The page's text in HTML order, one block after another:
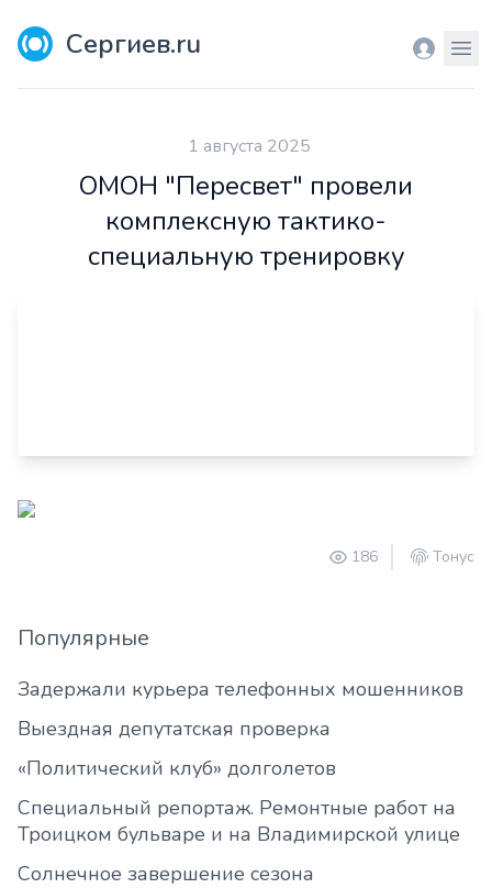
Сергиев.ru Вход
1 августа 2025
ОМОН "Пересвет" провели
комплексную тактико-
специальную тренировку
186 Тонус
Популярные
Задержали курьера телефонных мошенников
Выездная депутатская проверка
«Политический клуб» долголетов
Специальный репортаж. Ремонтные работ на
Троицком бульваре и на Владимирской улице
Солнечное завершение сезона